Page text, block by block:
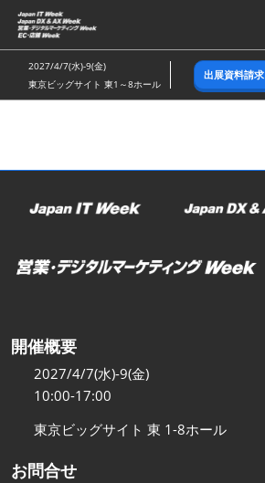
ス
キ
ッ
し
む
2027/4/7(水)-9(金)
東京ビッグサイト 東1～8ホール
出展資料請求
開催概要
2027/4/7(水)-9(金)
10:00-17:00
東京ビッグサイト 東 1-8ホール
お問合せ